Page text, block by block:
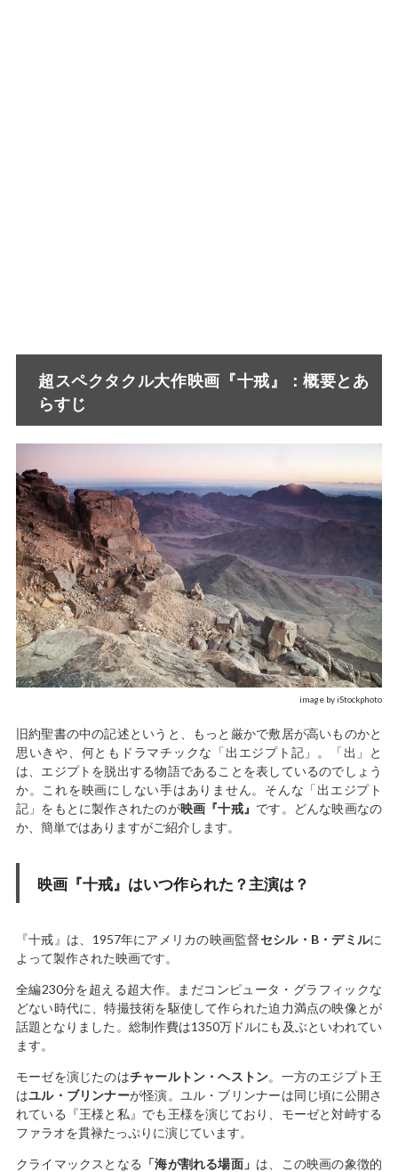
超スペクタクル大作映画『十戒』：概要とあ
らすじ
image by iStockphoto
旧約聖書の中の記述というと、もっと厳かで敷居が高いものかと
思いきや、何ともドラマチックな「出エジプト記」。「出」と
は、エジプトを脱出する物語であることを表しているのでしょう
か。これを映画にしない手はありません。そんな「出エジプト
記」をもとに製作されたのが映画『十戒』 です。どんな映画なの
か、簡単ではありますがご紹介します。
映画『十戒』はいつ作られた？主演は？
『十戒』は、1957年にアメリカの映画監督セシル・B・デミルに
よって製作された映画です。
全編230分を超える超大作。まだコンピュータ・グラフィックな
どない時代に、特撮技術を駆使して作られた迫力満点の映像とが
話題となりました。総制作費は1350万ドルにも及ぶといわれてい
ます。
モーゼを演じたのはチャールトン・ヘストン。一方のエジプト王
はユル・ブリンナーが怪演。ユル・ブリンナーは同じ頃に公開さ
れている『王様と私』でも王様を演じており、モーゼと対峙する
ファラオを貫禄たっぷりに演じています。
クライマックスとなる 「海が割れる場面」 は、この映画の象徴的